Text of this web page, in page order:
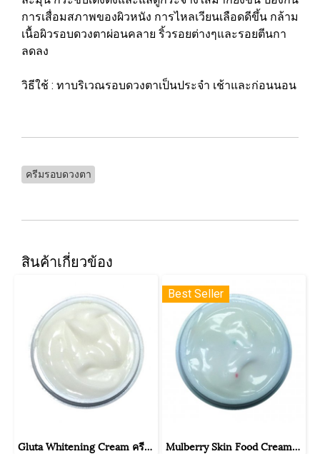
การเสื่อมสภาพของผิวหนัง การไหลเวียนเลือดดีขึ้น กล้าม
เนื้อผิวรอบดวงตาผ่อนคลาย ริ้วรอยต่างๆและรอยตีนกา
ลดลง
วิธีใช้ : ทาบริเวณรอบดวงตาเป็นประจำ เช้าและก่อนนอน
ครีมรอบดวงตา
สินค้าเกี่ยวข้อง
Gluta Whitening Cream ครีมกลูต้าไวท์
Best Seller
Mulberry Skin Food Cream ครีมอาหารผิวใบหม่อน